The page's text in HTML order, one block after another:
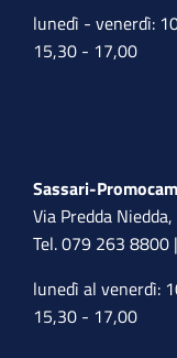
lunedì - venerdì:
15,30 - 17,00
Sassari-
Via Predda
Tel. 079 263 8800
lunedì al venerdì:
15,30 - 17,00